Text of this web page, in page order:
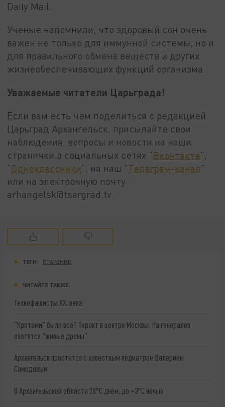
Daily Mail.
Ученые напомнили, что здоровый сон очень
важен не только для иммунной системы, но и
для правильного обмена веществ и других
жизнеобеспечивающих функций организма.
Уважаемые читатели Царьграда!
Если вам есть чем поделиться с редакцией
Царьград Архангельск, присылайте свои
наблюдения, вопросы и новости на наши
странички в социальных сетях "Вконтакте",
"Одноклассники", на наш "Телеграм-канал"
или на электронную почту
arhangelsk@tsargrad.tv.
ТЕГИ: СТАРЕНИЕ
ЧИТАЙТЕ ТАКЖЕ:
Технофашисты XXI века
"Кротами" были все? Теракт в центре Москвы: На генералов
охотятся "живые дроны"
Архангельск простится с известным педиатром Валерием
Самодовым
В Архангельской области 28°C днём, до +3°C ночью